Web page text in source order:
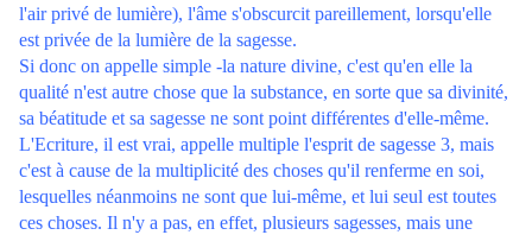
l'air privé de lumière), l'âme s'obscurcit pareillement, lorsqu'elle
est privée de la lumière de la sagesse.
Si donc on appelle simple -la nature divine, c'est qu'en elle la
qualité n'est autre chose que la substance, en sorte que sa divinité,
sa béatitude et sa sagesse ne sont point différentes d'elle-même.
L'Ecriture, il est vrai, appelle multiple l'esprit de sagesse 3, mais
c'est à cause de la multiplicité des choses qu'il renferme en soi,
lesquelles néanmoins ne sont que lui-même, et lui seul est toutes
ces choses. Il n'y a pas, en effet, plusieurs sagesses, mais une